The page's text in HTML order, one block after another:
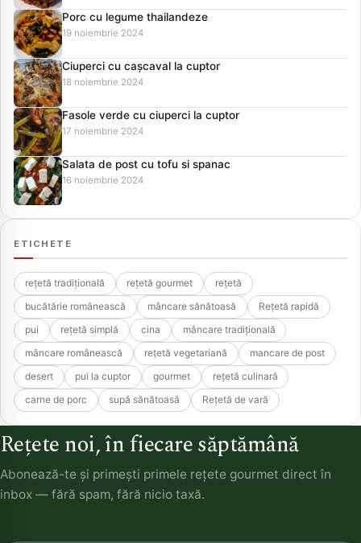
Porc cu legume thailandeze
19 noiembrie 2024
Ciuperci cu cașcaval la cuptor
18 noiembrie 2024
Fasole verde cu ciuperci la cuptor
17 noiembrie 2024
Salata de post cu tofu si spanac
16 noiembrie 2024
ETICHETE
rețetă tradițională rețetă gourmet
rețetă
bucătărie românească
mâncare sănătoasă
Rețetă rapidă
pui
rețetă simplă cina
mâncare tradițională
mâncare românească
rețetă vegetariană
mancare de post
desert
pui la cuptor gourmet
rețetă culinară
carne de porc
supă sănătoasă Rețetă de vară
Rețete noi, în fiecare săptămână
Abonează-te și primești primele rețete gourmet direct în
inbox — fără spam, fără nicio taxă.